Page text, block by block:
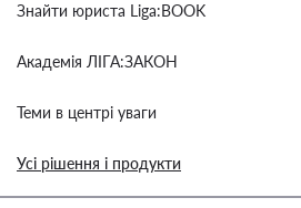
Знайти юриста Liga:BOOK
Академія ЛІГА:ЗАКОН
Теми в центрі уваги
Усі рішення і продукти